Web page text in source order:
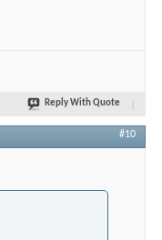
Reply With Quote
#10